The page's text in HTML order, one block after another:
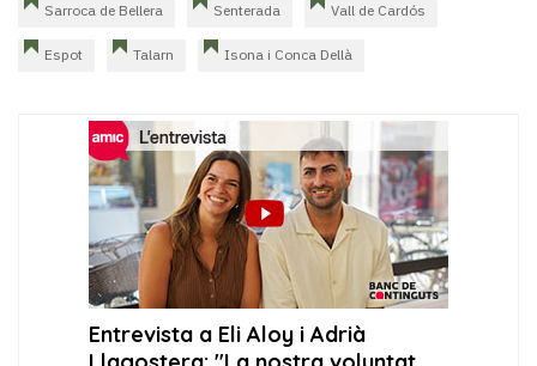
Sarroca de Bellera Senterada Vall de Cardós
Espot Talarn Isona i Conca Dellà